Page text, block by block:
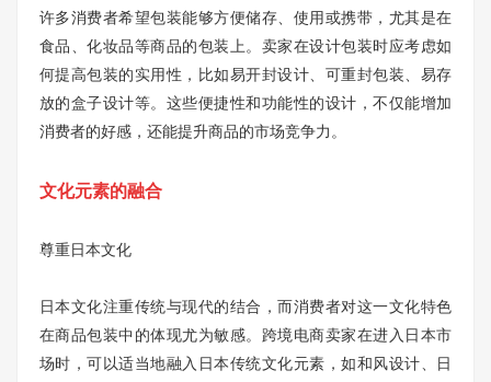
许多消费者希望包装能够方便储存、使用或携带，尤其是在
食品、化妆品等商品的包装上。卖家在设计包装时应考虑如
何提高包装的实用性，比如易开封设计、可重封包装、易存
放的盒子设计等。这些便捷性和功能性的设计，不仅能增加
消费者的好感，还能提升商品的市场竞争力。
文化元素的融合
尊重日本文化
日本文化注重传统与现代的结合，而消费者对这一文化特色
在商品包装中的体现尤为敏感。跨境电商卖家在进入日本市
场时，可以适当地融入日本传统文化元素，如和风设计、日